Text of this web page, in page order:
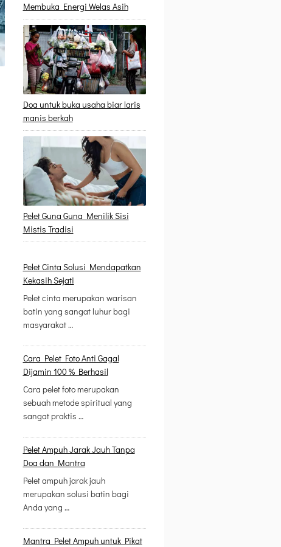
Membuka Energi Welas Asih
Doa untuk buka usaha biar laris
manis berkah
Pelet Guna Guna Menilik Sisi
Mistis Tradisi
Pelet Cinta Solusi Mendapatkan
Kekasih Sejati
Pelet cinta merupakan warisan
batin yang sangat luhur bagi
masyarakat …
Cara Pelet Foto Anti Gagal
Dijamin 100 % Berhasil
Cara pelet foto merupakan
sebuah metode spiritual yang
sangat praktis …
Pelet Ampuh Jarak Jauh Tanpa
Doa dan Mantra
Pelet ampuh jarak jauh
merupakan solusi batin bagi
Anda yang …
Mantra Pelet Ampuh untuk Pikat